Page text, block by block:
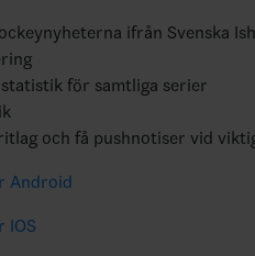
ifrån Svenska
för samtliga serier
och få pushnotiser vid
Android
IOS